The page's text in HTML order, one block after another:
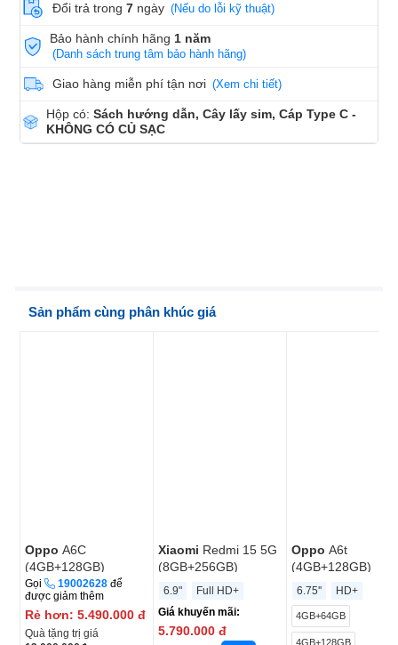
Đổi trả trong 7 ngày (Nếu do lỗi kỹ thuật)
Bảo hành chính hãng 1 năm
(Danh sách trung tâm bảo hành hãng)
Giao hàng miễn phí tận nơi (Xem chi tiết)
Hộp có: Sách hướng dẫn, Cây lấy sim, Cáp Type C -
KHÔNG CÓ CỦ SẠC
Sản phẩm cùng phân khúc giá
Oppo A6C
(4GB+128GB)
Gọi 19002628 để
được giảm thêm
Rẻ hơn: 5.490.000 đ
Quà tặng trị giá
Xiaomi Redmi 15 5G
(8GB+256GB)
6.9" Full HD+
Giá khuyến mãi:
5.790.000 đ
Oppo A6t
(4GB+128GB)
6.75'' HD+
4GB+64GB
4GB+128GB